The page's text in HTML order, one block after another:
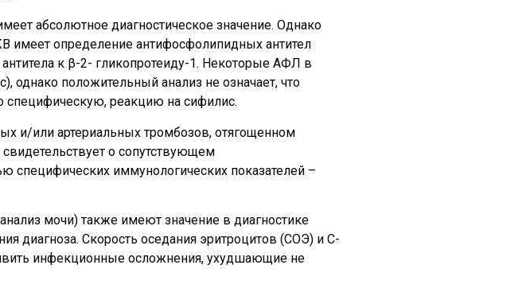
абсолютное диагностическое значение. Однако
имеет определение антифосфолипидных антител
к β-2- гликопротеиду-1. Некоторые АФЛ в
положительный анализ не означает, что
специфическую, реакцию на сифилис.
и/или артериальных тромбозов, отягощенном
о сопутствующем
иммунологических показателей –
мочи) также имеют значение в диагностике
диагноза. Скорость оседания эритроцитов (СОЭ) и С-
инфекционные осложнения, ухудшающие не